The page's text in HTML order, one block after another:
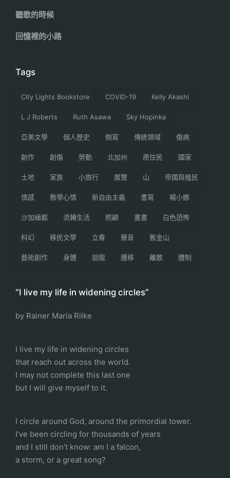
聽歌的時候
回憶裡的小路
Tags
City Lights Bookstore COVID-19 Kelly Akashi
L J Roberts Ruth Asawa Sky Hopinka
亞美文學 個人歷史 側寫 傳統領域 傷病
創作 創傷 勞動 北加州 原住民 國家
土地 家族 小旅行 展覽 山 帝國與殖民
情感 教學心情 新自由主義 書寫 楊小娜
沙加緬都 流轉生活 照顧 畫畫 白色恐怖
科幻 移民文學 立春 聲音 舊金山
藝術創作 身體 迴龍 遷移 離散 體制
“I live my life in widening circles”
by Rainer Maria Rilke
I live my life in widening circles
that reach out across the world.
I may not complete this last one
but I will give myself to it.
I circle around God, around the primordial tower.
I’ve been circling for thousands of years
and I still don’t know: am I a falcon,
a storm, or a great song?